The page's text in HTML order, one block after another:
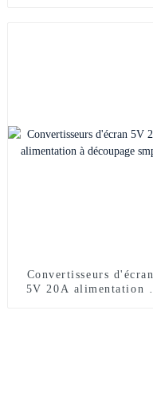
Convertisseurs d'écran
5V 20A alimentation à